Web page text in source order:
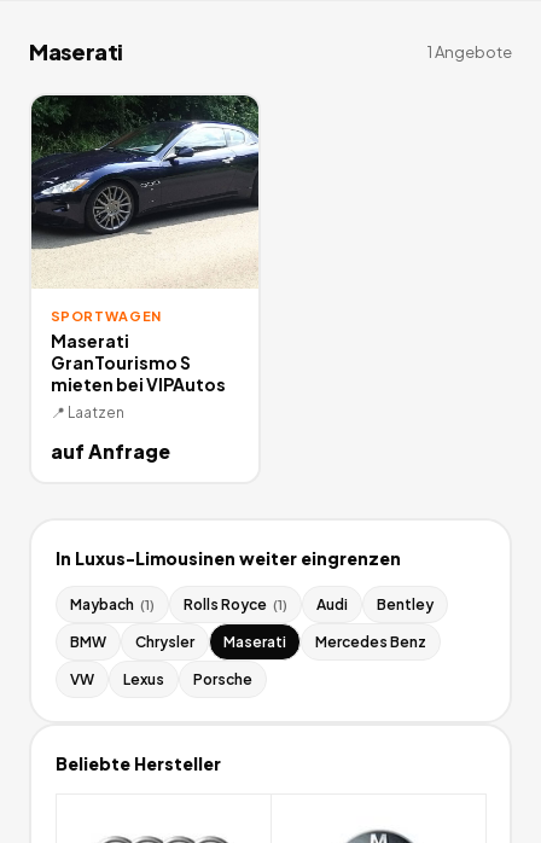
Maserati 1Angebote
SPORTWAGEN
Maserati
GranTourismo S
mieten bei VIPAutos
📍 Laatzen
auf Anfrage
In Luxus-Limousinen weiter eingrenzen
Maybach (1) Rolls Royce (1) Audi Bentley
BMW Chrysler Maserati Mercedes Benz
VW Lexus Porsche
Beliebte Hersteller